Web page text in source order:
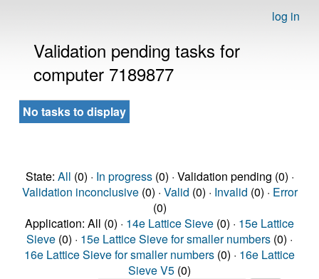
log in
Validation pending tasks for
computer 7189877
No tasks to display
State: All (0) · In progress(0) · Validation pending (0) ·
Validation inconclusive(0) · Valid (0) · Invalid (0) · Error
(0)
Application: All (0) · 14e Lattice Sieve (0) · 15e Lattice
Sieve (0) · 15e Lattice Sieve for smaller numbers (0) ·
16e Lattice Sieve for smaller numbers (0) · 16e Lattice
Sieve V5 (0)